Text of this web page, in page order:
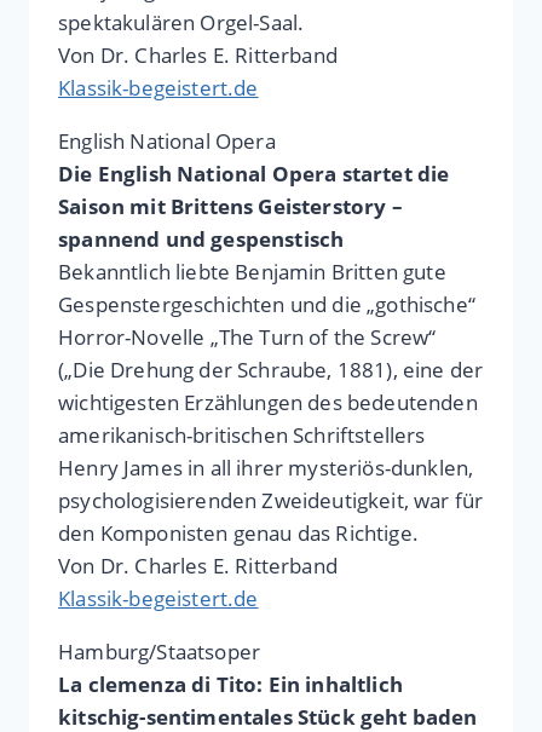
spektakulären Orgel-Saal.
Von Dr. Charles E. Ritterband
Klassik-begeistert.de
English National Opera
Die English National Opera startet die
Saison mit Brittens Geisterstory –
spannend und gespenstisch
Bekanntlich liebte Benjamin Britten gute
Gespenstergeschichten und die „gothische“
Horror-Novelle „The Turn of the Screw“
(„Die Drehung der Schraube, 1881), eine der
wichtigesten Erzählungen des bedeutenden
amerikanisch-britischen Schriftstellers
Henry James in all ihrer mysteriös-dunklen,
psychologisierenden Zweideutigkeit, war für
den Komponisten genau das Richtige.
Von Dr. Charles E. Ritterband
Klassik-begeistert.de
Hamburg/Staatsoper
La clemenza di Tito: Ein inhaltlich
kitschig-sentimentales Stück geht baden